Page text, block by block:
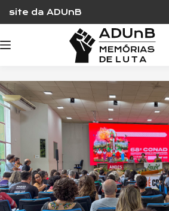
content
site da ADUnB